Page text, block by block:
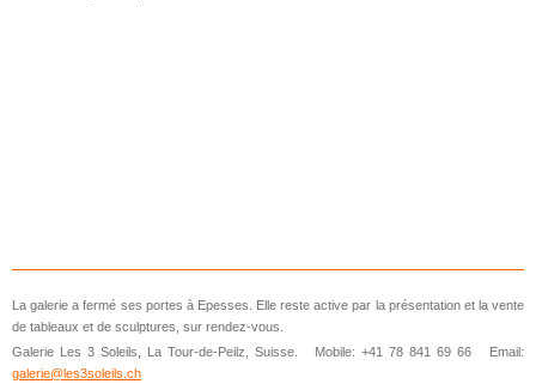
La galerie a fermé ses portes à Epesses. Elle reste active par la présentation et la vente
de tableaux et de sculptures, sur rendez-vous.
Galerie Les 3 Soleils, La Tour-de-Peilz, Suisse. Mobile: +41 78 841 69 66 Email:
galerie@les3soleils.ch